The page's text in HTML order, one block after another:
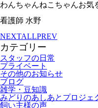
わんちゃんねこちゃんお
看護師 水野
NEXTALLPREV
カテゴリー
スタッフの日常
プライベート
その他のお知らせ
ブログ
雑学・豆知識
みどりのあしあとプロジェ
飼い主様の声